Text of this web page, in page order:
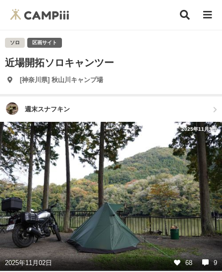
ソロ 区画サイト
近場開拓ソロキャンツー
[神奈川県] 秋山川キャンプ場
週末スナフキン
2025年11月3日
2025年11月02日 68 9